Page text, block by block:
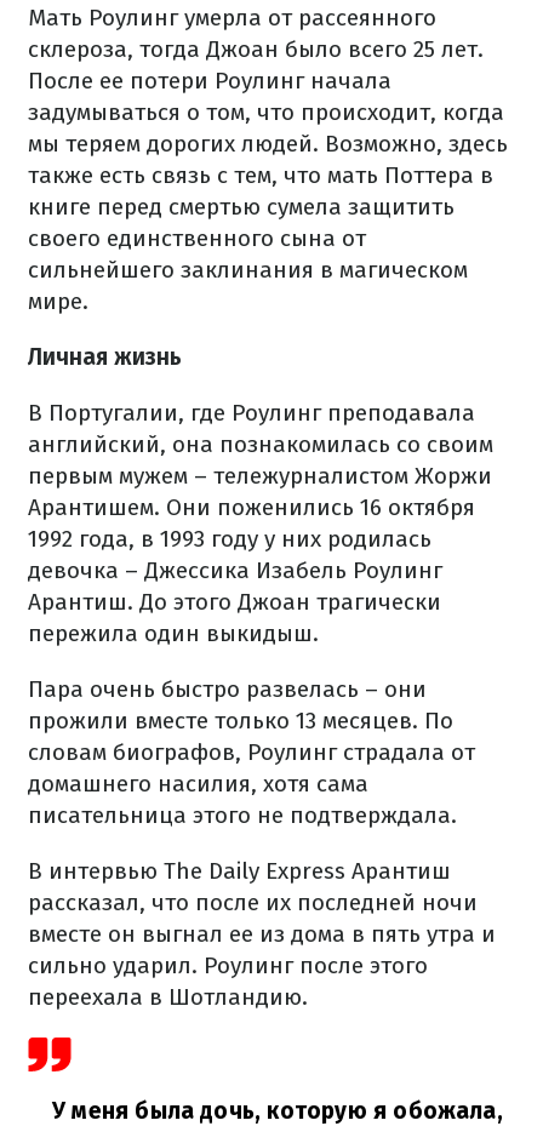
Мать Роулинг умерла от рассеянного
склероза, тогда Джоан было всего 25 лет.
После ее потери Роулинг начала
задумываться о том, что происходит, когда
мы теряем дорогих людей. Возможно, здесь
также есть связь с тем, что мать Поттера в
книге перед смертью сумела защитить
своего единственного сына от
сильнейшего заклинания в магическом
мире.
Личная жизнь
В Португалии, где Роулинг преподавала
английский, она познакомилась со своим
первым мужем – тележурналистом Жоржи
Арантишем. Они поженились 16 октября
1992 года, в 1993 году у них родилась
девочка – Джессика Изабель Роулинг
Арантиш. До этого Джоан трагически
пережила один выкидыш.
Пара очень быстро развелась – они
прожили вместе только 13 месяцев. По
словам биографов, Роулинг страдала от
домашнего насилия, хотя сама
писательница этого не подтверждала.
В интервью The Daily Express Арантиш
рассказал, что после их последней ночи
вместе он выгнал ее из дома в пять утра и
сильно ударил. Роулинг после этого
переехала в Шотландию.
У меня была дочь, которую я обожала,